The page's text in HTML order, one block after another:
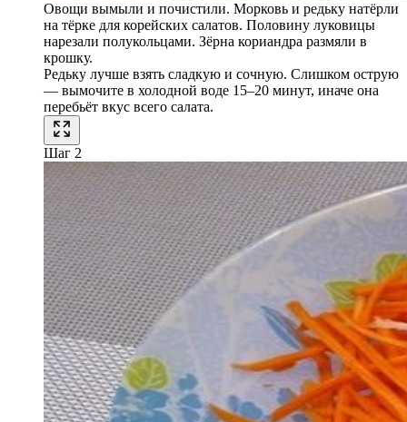
Овощи вымыли и почистили. Морковь и редьку натёрли
на тёрке для корейских салатов. Половину луковицы
нарезали полукольцами. Зёрна кориандра размяли в
крошку.
Редьку лучше взять сладкую и сочную. Слишком острую
— вымочите в холодной воде 15–20 минут, иначе она
перебьёт вкус всего салата.
Шаг 2